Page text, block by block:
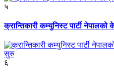
५
क्रान्तिकारी कम्युनिस्ट पार्टी नेपालको
६